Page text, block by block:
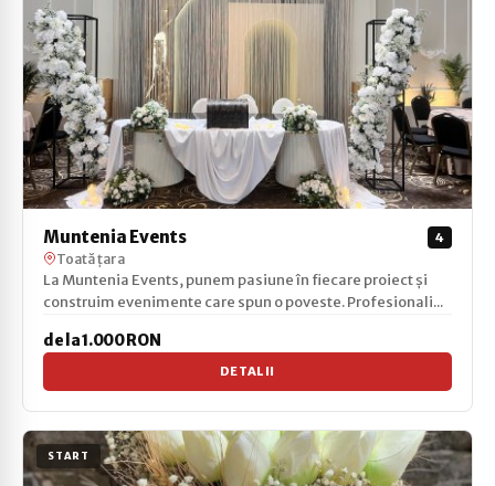
Muntenia Events 4
Toată țara
La Muntenia Events, punem pasiune în fiecare proiect și
construim evenimente care spun o poveste. Profesionali...
de la 1.000 RON
DETALII
START